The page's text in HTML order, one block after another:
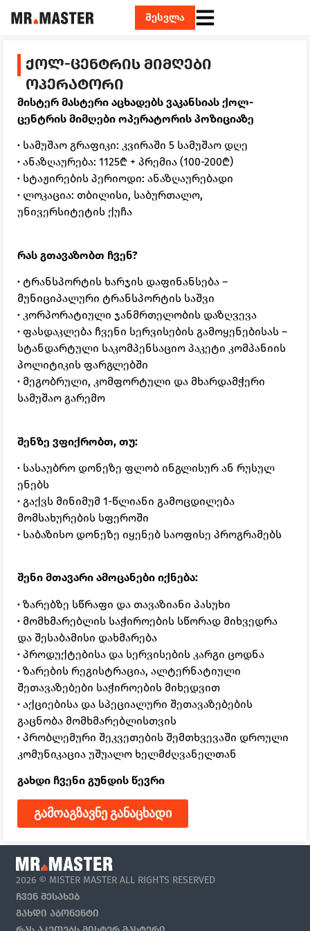
შესვლა
ᲥᲝᲚ-ᲪᲔᲜᲢᲠᲘᲡ ᲛᲘᲛᲦᲔᲑᲘ
ᲝᲞᲔᲠᲐᲢᲝᲠᲘ
მისტერ მასტერი აცხადებს ვაკანსიას ქოლ-
ცენტრის მიმღები ოპერატორის პოზიციაზე
· სამუშაო გრაფიკი: კვირაში 5 სამუშაო დღე
· ანაზღაურება: 1125₾ + პრემია (100-200₾)
· სტაჟირების პერიოდი: ანაზღაურებადი
· ლოკაცია: თბილისი, საბურთალო,
უნივერსიტეტის ქუჩა
რას გთავაზობთ ჩვენ?
· ტრანსპორტის ხარჯის დაფინანსება –
მუნიციპალური ტრანსპორტის საშვი
· კორპორატიული ჯანმრთელობის დაზღვევა
· ფასდაკლება ჩვენი სერვისების გამოყენებისას –
სტანდარტული საკომპენსაციო პაკეტი კომპანიის
პოლიტიკის ფარგლებში
· მეგობრული, კომფორტული და მხარდამჭერი
სამუშაო გარემო
შენზე ვფიქრობთ, თუ:
· სასაუბრო დონეზე ფლობ ინგლისურ ან რუსულ
ენებს
· გაქვს მინიმუმ 1-წლიანი გამოცდილება
მომსახურების სფეროში
· საბაზისო დონეზე იყენებ საოფისე პროგრამებს
შენი მთავარი ამოცანები იქნება:
· ზარებზე სწრაფი და თავაზიანი პასუხი
· მომხმარებლის საჭიროების სწორად მიხვედრა
და შესაბამისი დახმარება
· პროდუქტებისა და სერვისების კარგი ცოდნა
· ზარების რეგისტრაცია, ალტერნატიული
შეთავაზებები საჭიროების მიხედვით
· აქციებისა და სპეციალური შეთავაზებების
გაცნობა მომხმარებლისთვის
· პრობლემური შეკვეთების შემთხვევაში დროული
კომუნიკაცია უშუალო ხელმძღვანელთან
გახდი ჩვენი გუნდის წევრი
გამოაგზავნე განაცხადი
2026 © MISTER MASTER ALL RIGHTS RESERVED
ᲩᲕᲔᲜ ᲨᲔᲡᲐᲮᲔᲑ
ᲒᲐᲮᲓᲘ ᲐᲑᲝᲜᲔᲜᲢᲘ